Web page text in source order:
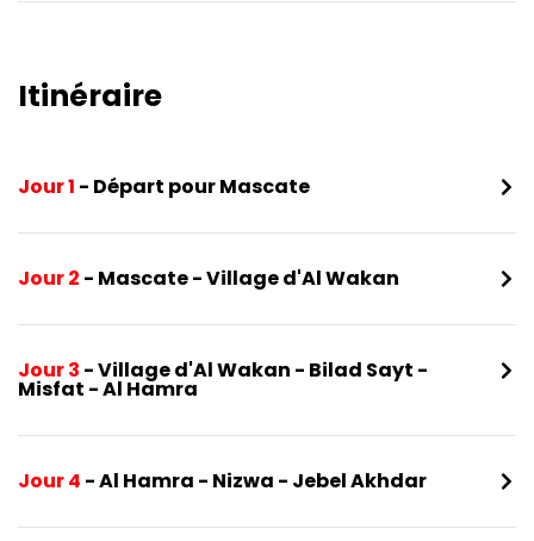
Itinéraire​
Jour 1 - Départ pour Mascate
Jour 2 - Mascate - Village d'Al Wakan
Jour 3 - Village d'Al Wakan - Bilad Sayt -
Misfat - Al Hamra
Jour 4 - Al Hamra - Nizwa - Jebel Akhdar